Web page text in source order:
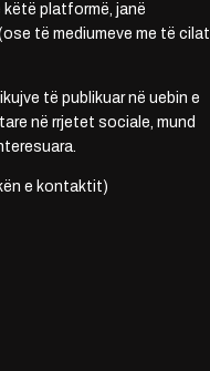
këtë platformë, janë
të mediumeve me të cilat
të publikuar në uebin e
në rrjetet sociale, mund
e kontaktit)